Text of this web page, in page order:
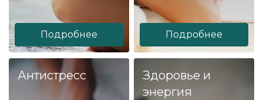
Подробнее Подробнее
Антистресс
Здоровье и
энергия